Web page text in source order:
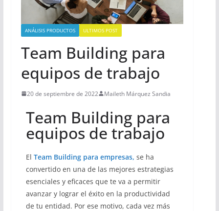
ANÁLISIS PRODUCTOS ULTIMOS POST
Team Building para
equipos de trabajo
20 de septiembre de 2022 Maileth Márquez Sandia
Team Building para
equipos de trabajo
El Team Building para empresas, se ha
convertido en una de las mejores estrategias
esenciales y eficaces que te va a permitir
avanzar y lograr el éxito en la productividad
de tu entidad. Por ese motivo, cada vez más